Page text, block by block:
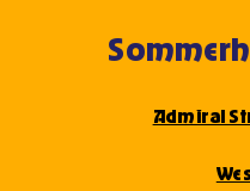
Admiral